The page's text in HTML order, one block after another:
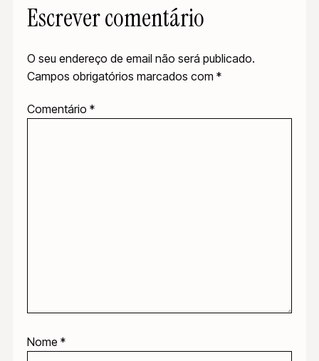
Escrever comentário
O seu endereço de email não será publicado.
Campos obrigatórios marcados com *
Comentário *
Nome *